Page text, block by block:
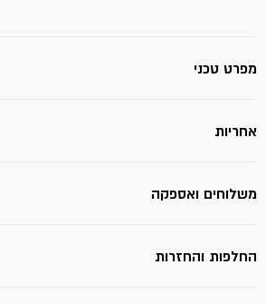
מפרט טכני
אחריות
משלוחים ואספקה
החלפות והחזרות